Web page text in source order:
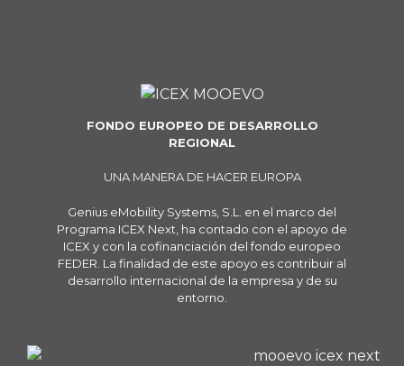
FONDO EUROPEO DE DESARROLLO
REGIONAL
UNA MANERA DE HACER EUROPA
Genius eMobility Systems, S.L. en el marco del
Programa ICEX Next, ha contado con el apoyo de
ICEX y con la cofinanciación del fondo europeo
FEDER. La finalidad de este apoyo es contribuir al
desarrollo internacional de la empresa y de su
entorno.